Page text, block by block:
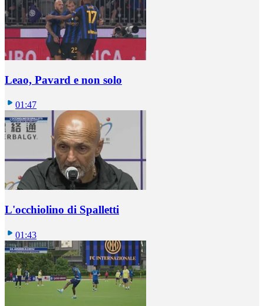
Leao, Pavard e non solo
01:47
L'occhiolino di Spalletti
01:43